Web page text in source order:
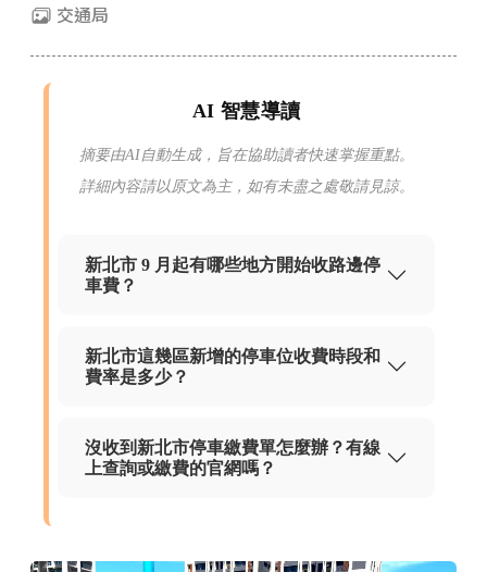
交通局
AI 智慧導讀
摘要由AI自動生成，旨在協助讀者快速掌握重點。
詳細內容請以原文為主，如有未盡之處敬請見諒。
新北市 9 月起有哪些地方開始收路邊停
車費？
新北市這幾區新增的停車位收費時段和
費率是多少？
沒收到新北市停車繳費單怎麼辦？有線
上查詢或繳費的官網嗎？